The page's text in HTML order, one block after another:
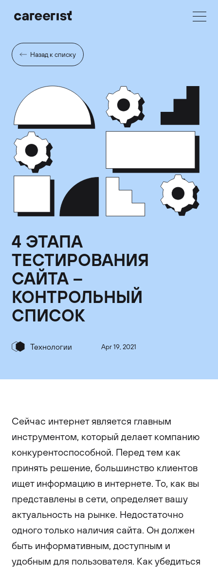
Назад к списку
4 ЭТАПА
ТЕСТИРОВАНИЯ
САЙТА –
КОНТРОЛЬНЫЙ
СПИСОК
Технологии Apr 19, 2021
Сейчас интернет является главным
инструментом, который делает компанию
конкурентоспособной. Перед тем как
принять решение, большинство клиентов
ищет информацию в интернете. То, как вы
представлены в сети, определяет вашу
актуальность на рынке. Недостаточно
одного только наличия сайта. Он должен
быть информативным, доступным и
удобным для пользователя. Как убедиться